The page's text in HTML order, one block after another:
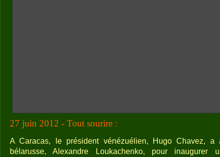
27 juin 2012 - Tout sourire :
A Caracas, le président vénézuélien, Hugo Chavez, a
bélarusse, Alexandre Loukachenko, pour inaugurer